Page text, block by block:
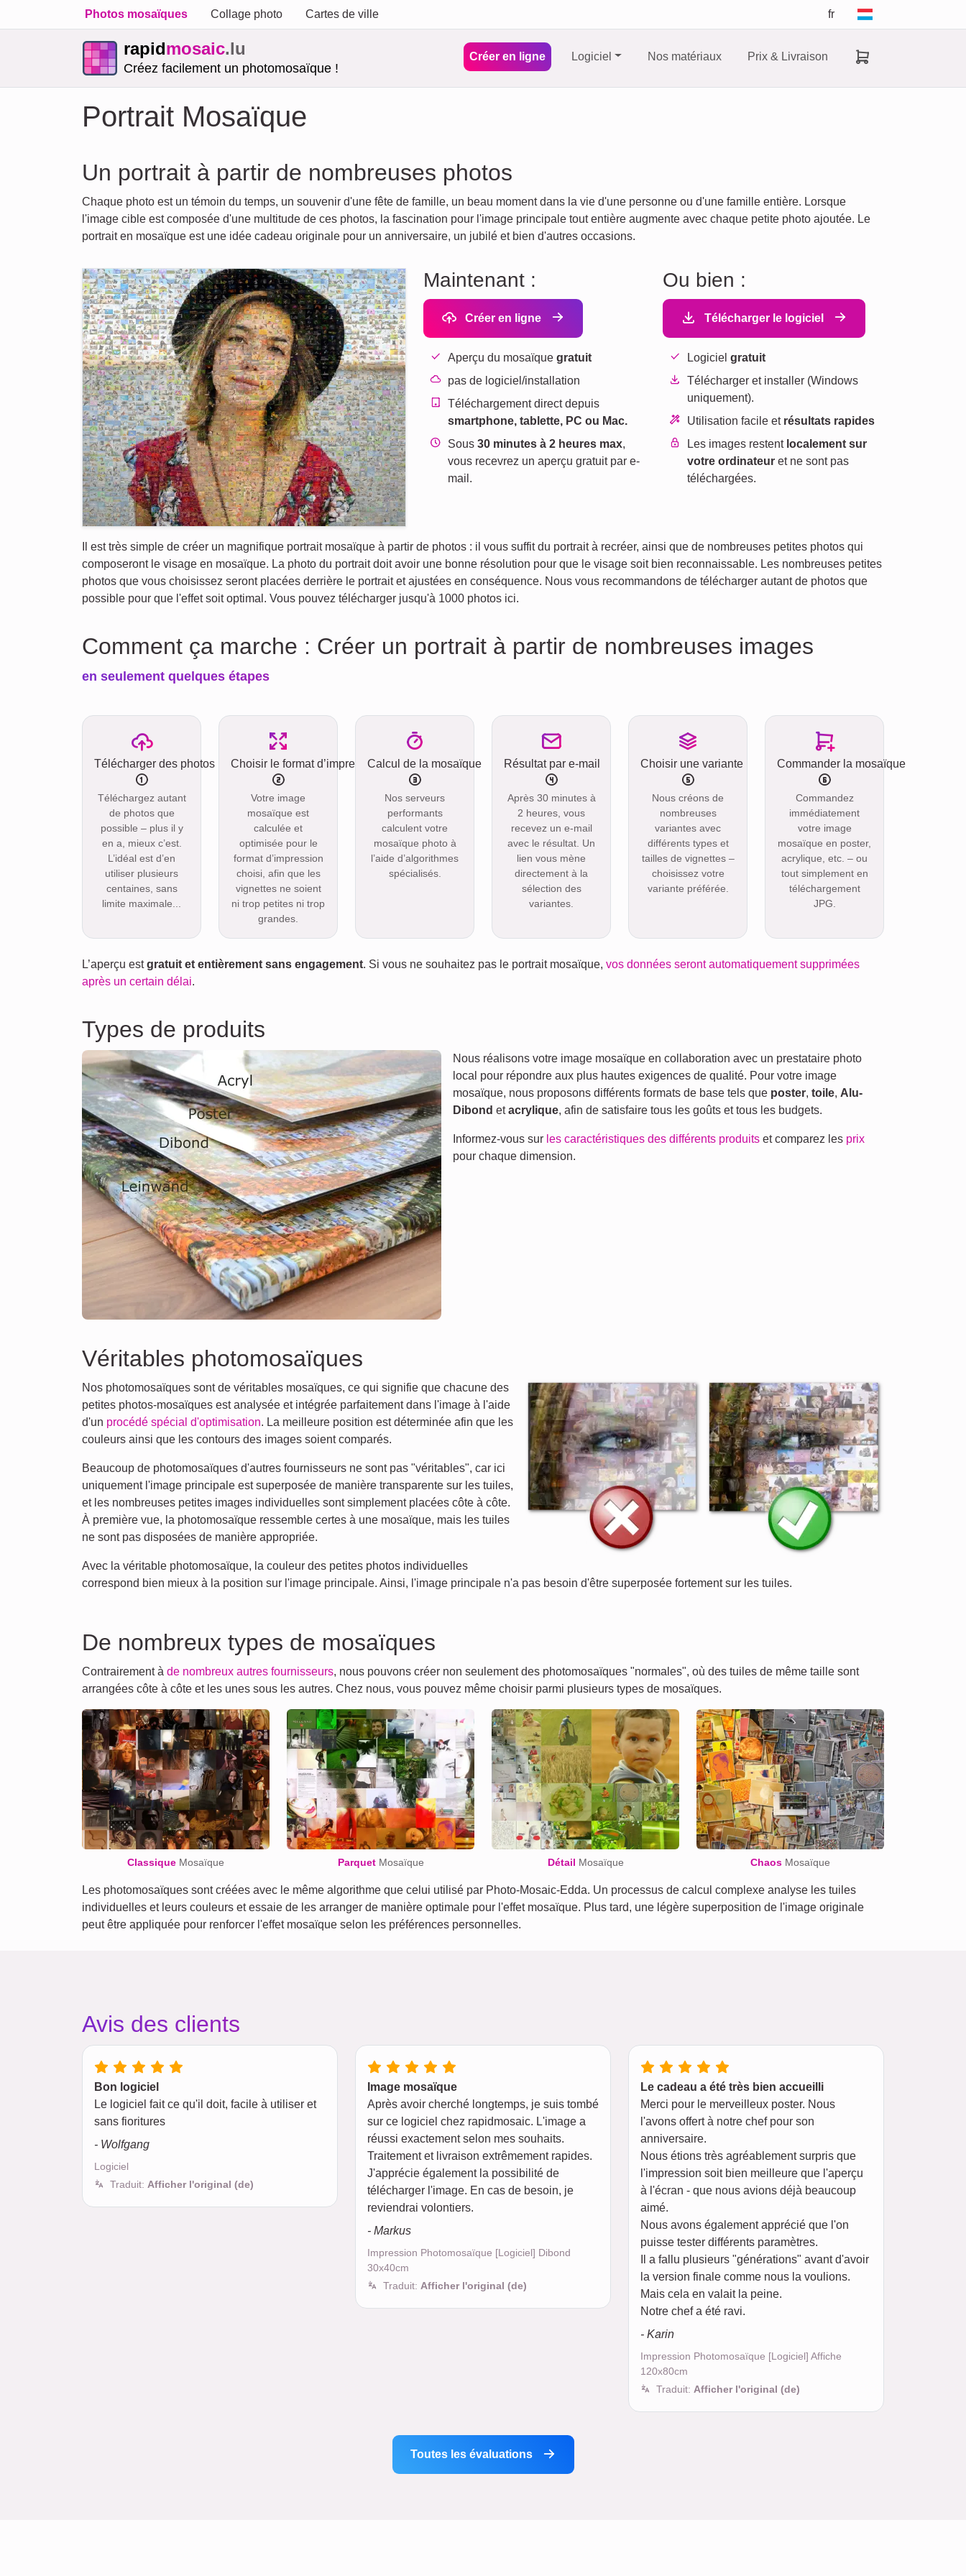
Photos mosaïques Collage photo Cartes de ville fr
rapidmosaic.lu
Créez facilement un photomosaïque !
Créer en ligne Logiciel Nos matériaux Prix & Livraison
Portrait Mosaïque
Un portrait à partir de nombreuses photos
Chaque photo est un témoin du temps, un souvenir d'une fête de famille, un beau moment dans la vie d'une personne ou d'une famille entière. Lorsque
l'image cible est composée d'une multitude de ces photos, la fascination pour l'image principale tout entière augmente avec chaque petite photo ajoutée. Le
portrait en mosaïque est une idée cadeau originale pour un anniversaire, un jubilé et bien d'autres occasions.
Maintenant :
Créer en ligne
Aperçu du mosaïquegratuit
pas de logiciel/installation
Téléchargement direct depuis
smartphone, tablette, PC ou Mac.
Sous30 minutes à 2 heures max,
vous recevrez un aperçu gratuit par e-
mail.
Ou bien :
Télécharger le logiciel
Logiciel gratuit
Télécharger et installer (Windows
uniquement).
Utilisation facile et résultats rapides
Les images restent localement sur
votre ordinateuret ne sont pas
téléchargées.
Il est très simple de créer un magnifique portrait mosaïque à partir de photos : il vous suffit du portrait à recréer, ainsi que de nombreuses petites photos qui
composeront le visage en mosaïque. La photo du portrait doit avoir une bonne résolution pour que le visage soit bien reconnaissable. Les nombreuses petites
photos que vous choisissez seront placées derrière le portrait et ajustées en conséquence. Nous vous recommandons de télécharger autant de photos que
possible pour que l'effet soit optimal. Vous pouvez télécharger jusqu'à 1000 photos ici.
Comment ça marche : Créer un portrait à partir de nombreuses images
en seulement quelques étapes
Télécharger des photos
Téléchargez autant
de photos que
possible – plus il y
en a, mieux c’est.
L’idéal est d’en
utiliser plusieurs
centaines, sans
limite maximale...
Choisir le format d’impression
Votre image
mosaïque est
calculée et
optimisée pour le
format d’impression
choisi, afin que les
vignettes ne soient
ni trop petites ni trop
grandes.
Calcul de la mosaïque
Nos serveurs
performants
calculent votre
mosaïque photo à
l’aide d’algorithmes
spécialisés.
Résultat par e-mail
Après 30 minutes à
2 heures, vous
recevez un e-mail
avec le résultat. Un
lien vous mène
directement à la
sélection des
variantes.
Choisir une variante
Nous créons de
nombreuses
variantes avec
différents types et
tailles de vignettes –
choisissez votre
variante préférée.
Commander la mosaïque
Commandez
immédiatement
votre image
mosaïque en poster,
acrylique, etc. – ou
tout simplement en
téléchargement
JPG.
L’aperçu estgratuit et entièrement sans engagement. Si vous ne souhaitez pas le portrait mosaïque, vos données seront automatiquement supprimées
après un certain délai.
Types de produits
Nous réalisons votre image mosaïque en collaboration avec un prestataire photo
local pour répondre aux plus hautes exigences de qualité. Pour votre image
mosaïque, nous proposons différents formats de base tels que poster, toile, Alu-
Dibond etacrylique, afin de satisfaire tous les goûts et tous les budgets.
Informez-vous sur les caractéristiques des différents produits et comparez les prix
pour chaque dimension.
Véritables photomosaïques
Nos photomosaïques sont de véritables mosaïques, ce qui signifie que chacune des
petites photos-mosaïques est analysée et intégrée parfaitement dans l'image à l'aide
d'un procédé spécial d'optimisation. La meilleure position est déterminée afin que les
couleurs ainsi que les contours des images soient comparés.
Beaucoup de photomosaïques d'autres fournisseurs ne sont pas "véritables", car ici
uniquement l'image principale est superposée de manière transparente sur les tuiles,
et les nombreuses petites images individuelles sont simplement placées côte à côte.
À première vue, la photomosaïque ressemble certes à une mosaïque, mais les tuiles
ne sont pas disposées de manière appropriée.
Avec la véritable photomosaïque, la couleur des petites photos individuelles
correspond bien mieux à la position sur l'image principale. Ainsi, l'image principale n'a pas besoin d'être superposée fortement sur les tuiles.
De nombreux types de mosaïques
Contrairement à de nombreux autres fournisseurs, nous pouvons créer non seulement des photomosaïques "normales", où des tuiles de même taille sont
arrangées côte à côte et les unes sous les autres. Chez nous, vous pouvez même choisir parmi plusieurs types de mosaïques.
Classique Mosaïque ParquetMosaïque Détail Mosaïque Chaos Mosaïque
Les photomosaïques sont créées avec le même algorithme que celui utilisé par Photo-Mosaic-Edda. Un processus de calcul complexe analyse les tuiles
individuelles et leurs couleurs et essaie de les arranger de manière optimale pour l'effet mosaïque. Plus tard, une légère superposition de l'image originale
peut être appliquée pour renforcer l'effet mosaïque selon les préférences personnelles.
Avis des clients
Bon logiciel
Le logiciel fait ce qu'il doit, facile à utiliser et
sans fioritures
- Wolfgang
Logiciel
Traduit: Afficher l'original (de)
Image mosaïque
Après avoir cherché longtemps, je suis tombé
sur ce logiciel chez rapidmosaic. L'image a
réussi exactement selon mes souhaits.
Traitement et livraison extrêmement rapides.
J'apprécie également la possibilité de
télécharger l'image. En cas de besoin, je
reviendrai volontiers.
- Markus
Impression Photomosaïque [Logiciel] Dibond
30x40cm
Traduit: Afficher l'original (de)
Le cadeau a été très bien accueilli
Merci pour le merveilleux poster. Nous
l'avons offert à notre chef pour son
anniversaire.
Nous étions très agréablement surpris que
l'impression soit bien meilleure que l'aperçu
à l'écran - que nous avions déjà beaucoup
aimé.
Nous avons également apprécié que l'on
puisse tester différents paramètres.
Il a fallu plusieurs "générations" avant d'avoir
la version finale comme nous la voulions.
Mais cela en valait la peine.
Notre chef a été ravi.
- Karin
Impression Photomosaïque [Logiciel] Affiche
120x80cm
Traduit: Afficher l'original (de)
Toutes les évaluations